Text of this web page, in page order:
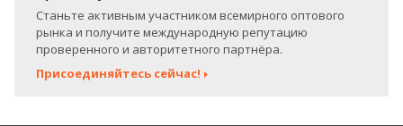
Станьте активным участником всемирного оптового
рынка и получите международную репутацию
проверенного и авторитетного партнёра.
Присоединяйтесь сейчас!